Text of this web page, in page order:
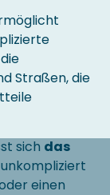
Straßen, die
sich das
unkompliziert
einen